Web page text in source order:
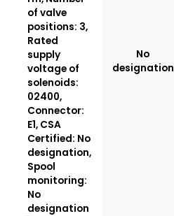
of valve
positions: 3,
Rated
supply
voltage of
solenoids:
02400,
Connector:
E1, CSA
Certified: No
designation,
Spool
monitoring:
No
designation
No
designation